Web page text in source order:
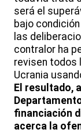
será el
bajo
las
contralor ha
revisen todos
Ucrania
El resultado,
financiación
acerca la